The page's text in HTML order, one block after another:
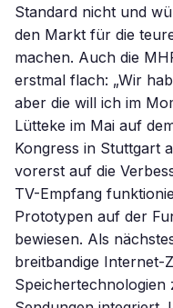
Standard nicht und
den Markt für die
machen. Auch die
erstmal flach: „Wir
aber die will ich im
Lütteke im Mai auf
Kongress in Stuttgart
vorerst auf die
TV-Empfang
Prototypen auf der
bewiesen. Als
breitbandige Internet-